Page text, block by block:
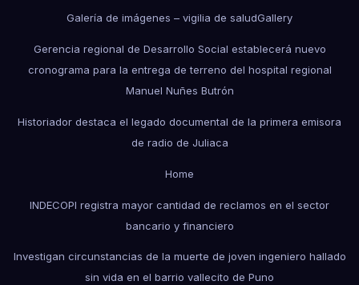
Galería de imágenes – vigilia de saludGallery
Gerencia regional de Desarrollo Social establecerá nuevo
cronograma para la entrega de terreno del hospital regional
Manuel Nuñes Butrón
Historiador destaca el legado documental de la primera emisora
de radio de Juliaca
Home
INDECOPI registra mayor cantidad de reclamos en el sector
bancario y financiero
Investigan circunstancias de la muerte de joven ingeniero hallado
sin vida en el barrio vallecito de Puno